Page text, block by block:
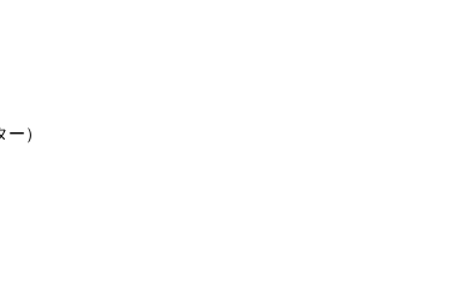
ー）